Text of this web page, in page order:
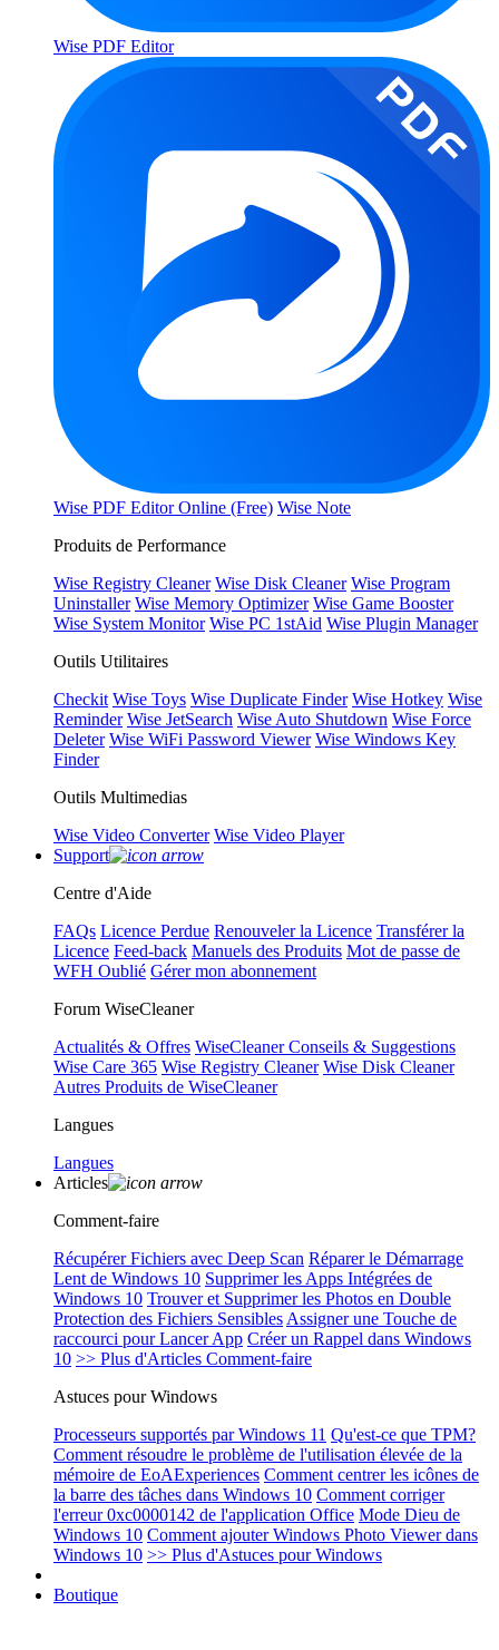
Wise PDF Editor
Wise PDF Editor Online (Free) Wise Note
Produits de Performance
Wise Registry Cleaner Wise Disk Cleaner Wise Program
Uninstaller Wise Memory Optimizer Wise Game Booster
Wise System Monitor Wise PC 1stAid Wise Plugin Manager
Outils Utilitaires
Checkit Wise Toys Wise Duplicate Finder Wise Hotkey Wise
Reminder Wise JetSearch Wise Auto Shutdown Wise Force
Deleter Wise WiFi Password Viewer Wise Windows Key
Finder
Outils Multimedias
Wise Video Converter Wise Video Player
Support
Centre d'Aide
FAQs Licence Perdue Renouveler la Licence Transférer la
Licence Feed-back Manuels des Produits Mot de passe de
WFH Oublié Gérer mon abonnement
Forum WiseCleaner
Actualités & Offres WiseCleaner Conseils & Suggestions
Wise Care 365 Wise Registry Cleaner Wise Disk Cleaner
Autres Produits de WiseCleaner
Langues
Langues
Articles
Comment-faire
Récupérer Fichiers avec Deep Scan Réparer le Démarrage
Lent de Windows 10 Supprimer les Apps Intégrées de
Windows 10 Trouver et Supprimer les Photos en Double
Protection des Fichiers Sensibles Assigner une Touche de
raccourci pour Lancer App Créer un Rappel dans Windows
10 >> Plus d'Articles Comment-faire
Astuces pour Windows
Processeurs supportés par Windows 11 Qu'est-ce que TPM?
Comment résoudre le problème de l'utilisation élevée de la
mémoire de EoAExperiences Comment centrer les icônes de
la barre des tâches dans Windows 10 Comment corriger
l'erreur 0xc0000142 de l'application Office Mode Dieu de
Windows 10 Comment ajouter Windows Photo Viewer dans
Windows 10 >> Plus d'Astuces pour Windows
Boutique